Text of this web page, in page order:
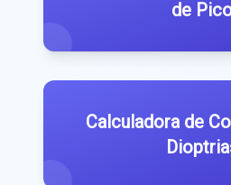
de
Calculadora de